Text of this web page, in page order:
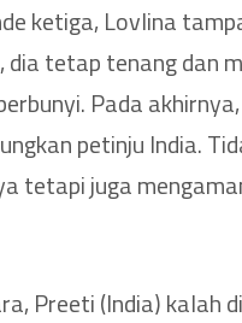
ketiga, Lovlina
dia tetap tenang dan
Pada
petinju India.
tetapi juga
Preeti (India) kalah